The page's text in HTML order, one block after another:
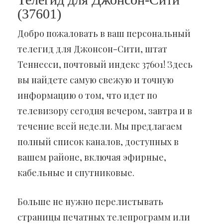
(37601)
Добро пожаловать в ваш персональный
телегид для Джонсон-Сити, штат
Теннесси, почтовый индекс 37601! Здесь
вы найдете самую свежую и точную
информацию о том, что идет по
телевизору сегодня вечером, завтра и в
течение всей недели. Мы предлагаем
полный список каналов, доступных в
вашем районе, включая эфирные,
кабельные и спутниковые.
Больше не нужно перелистывать
страницы печатных телепрограмм или